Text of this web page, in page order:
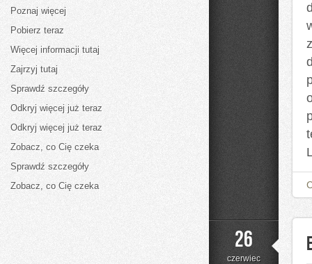
26
czerwiec
Poznaj więcej
Pobierz teraz
Więcej informacji tutaj
Zajrzyj tutaj
Sprawdź szczegóły
Odkryj więcej już teraz
Odkryj więcej już teraz
Zobacz, co Cię czeka
Sprawdź szczegóły
Zobacz, co Cię czeka